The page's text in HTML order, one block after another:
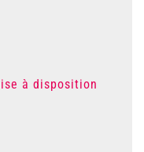
à disposition